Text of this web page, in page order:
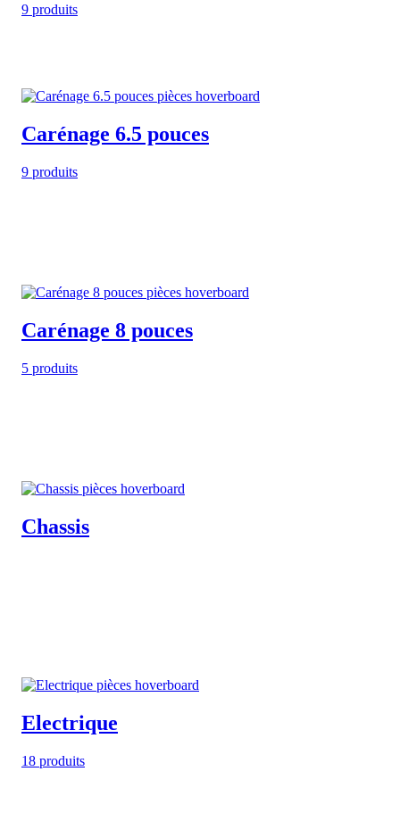
9 produits
Carénage 6.5 pouces
9 produits
Carénage 8 pouces
5 produits
Chassis
Electrique
18 produits